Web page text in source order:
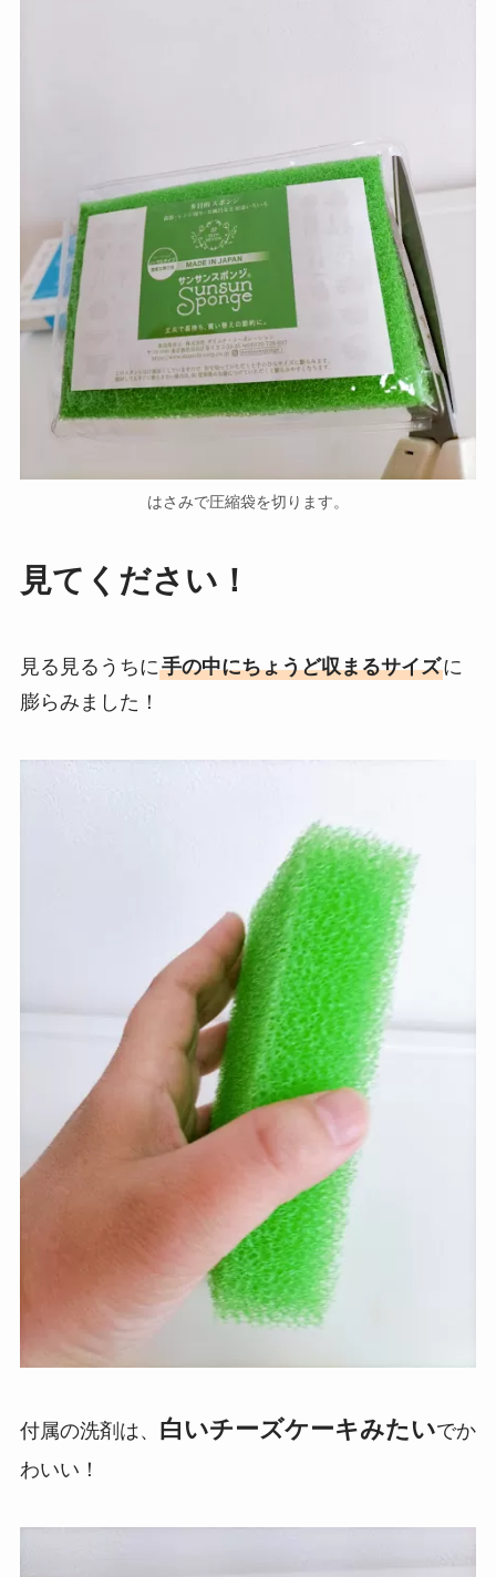
はさみで圧縮袋を切ります。
見てください！
見る見るうちに手の中にちょうど収まるサイズに
膨らみました！
付属の洗剤は、 白いチーズケーキみたいでか
わいい！